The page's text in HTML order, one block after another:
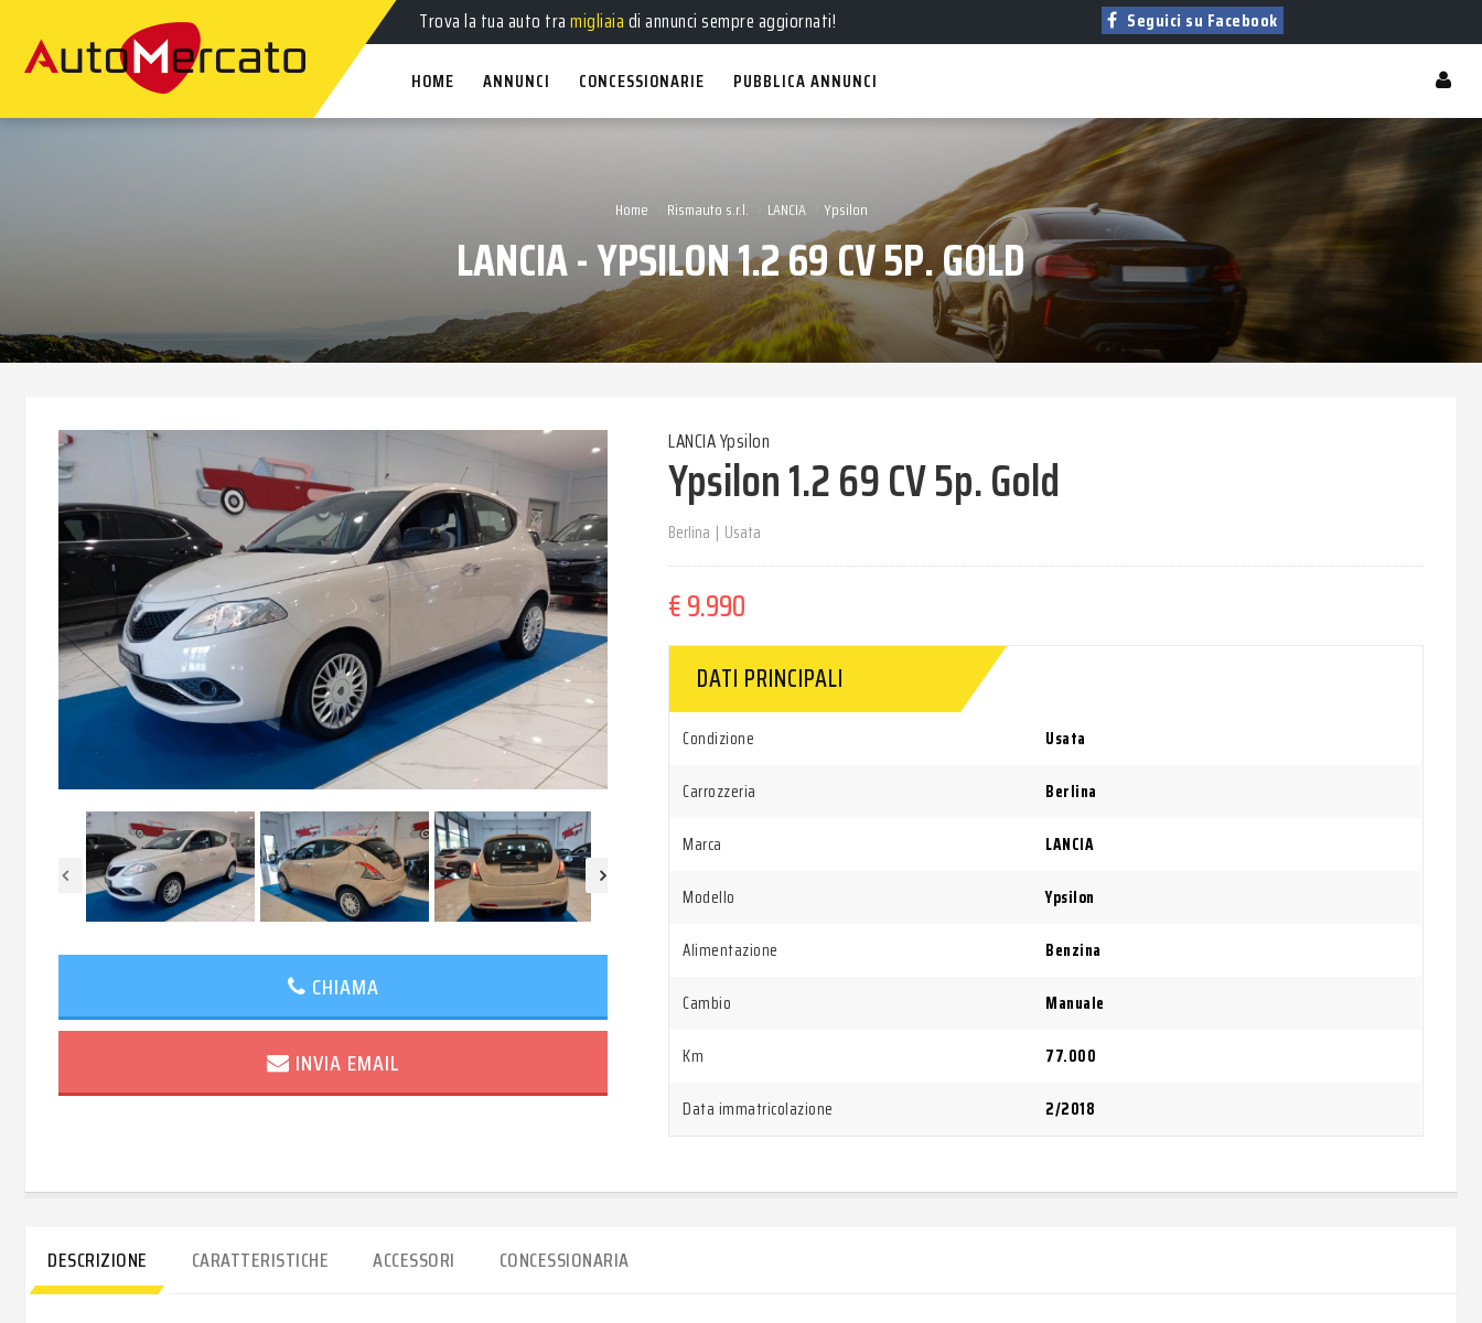
Autonuove,usate, akm 0eaziendaliin vendita!
Trova la tua auto tramigliaiadi annunci sempre aggiornati!
Seguici su Facebook
HOME ANNUNCI CONCESSIONARIE PUBBLICA ANNUNCI
Home Rismauto s.r.l. LANCIA Ypsilon
LANCIA - YPSILON 1.2 69 CV 5P. GOLD
CHIAMA
INVIA EMAIL
LANCIA Ypsilon
Ypsilon 1.2 69 CV 5p. Gold
Berlina | Usata
€ 9.990
DATI PRINCIPALI
Condizione
Usata
Carrozzeria
Berlina
Marca
LANCIA
Modello
Ypsilon
Alimentazione
Benzina
Cambio
Manuale
Km
77.000
Data immatricolazione
2/2018
DESCRIZIONE CARATTERISTICHE ACCESSORI CONCESSIONARIA